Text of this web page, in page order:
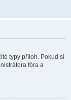
typy příloh. Pokud si
fóra a